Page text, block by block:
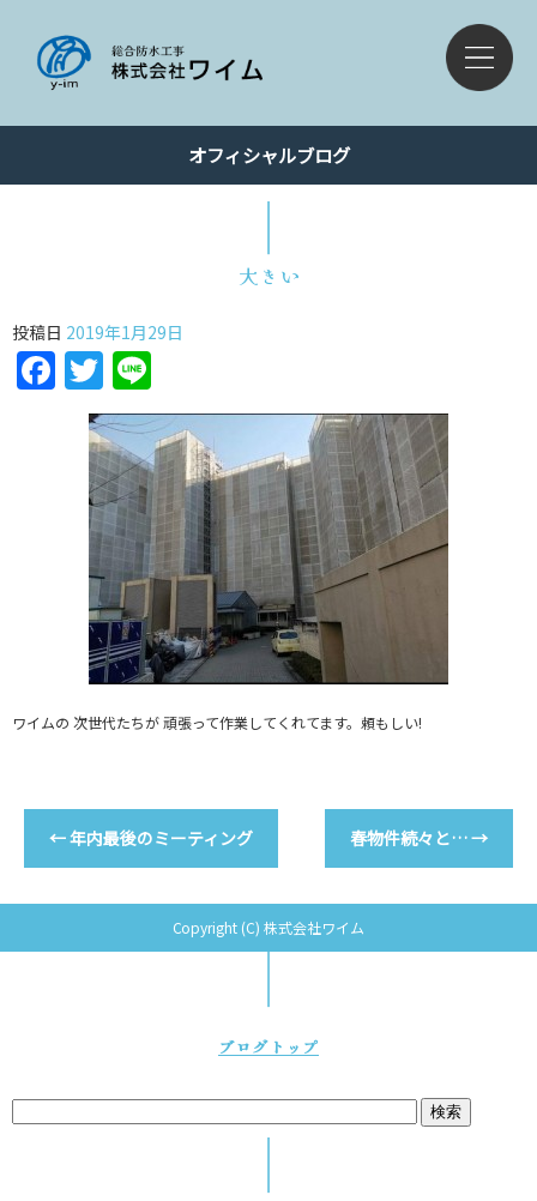
オフィシャルブログ
大きい
投稿日 2019年1月29日
Facebook
Twitter
ワイムの 次世代たちが 頑張って作業してくれてます。頼もしい!
←年内最後のミーティング 春物件続々と…→
Copyright (C) 株式会社ワイム
ブログトップ